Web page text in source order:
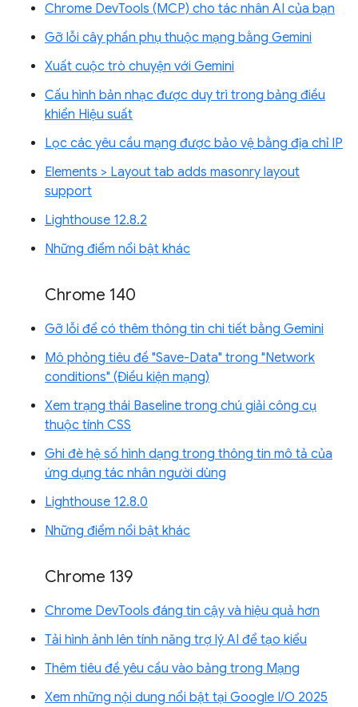
Chrome DevTools (MCP) cho tác nhân AI của bạn
Gỡ lỗi cây phần phụ thuộc mạng bằng Gemini
Xuất cuộc trò chuyện với Gemini
Cấu hình bản nhạc được duy trì trong bảng điều
khiển Hiệu suất
Lọc các yêu cầu mạng được bảo vệ bằng địa chỉ IP
Elements > Layout tab adds masonry layout
support
Lighthouse 12.8.2
Những điểm nổi bật khác
Chrome 140
Gỡ lỗi để có thêm thông tin chi tiết bằng Gemini
Mô phỏng tiêu đề "Save-Data" trong "Network
conditions" (Điều kiện mạng)
Xem trạng thái Baseline trong chú giải công cụ
thuộc tính CSS
Ghi đè hệ số hình dạng trong thông tin mô tả của
ứng dụng tác nhân người dùng
Lighthouse 12.8.0
Những điểm nổi bật khác
Chrome 139
Chrome DevTools đáng tin cậy và hiệu quả hơn
Tải hình ảnh lên tính năng trợ lý AI để tạo kiểu
Thêm tiêu đề yêu cầu vào bảng trong Mạng
Xem những nội dung nổi bật tại Google I/O 2025